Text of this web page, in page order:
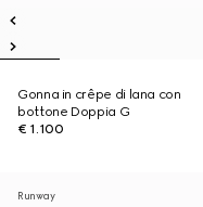
Gonna in crêpe di lana con
bottone Doppia G
€ 1.100
Runway